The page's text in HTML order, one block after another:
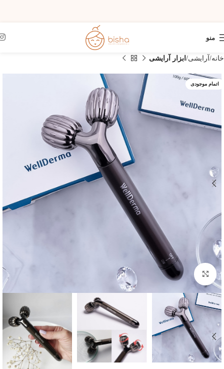
منو
خانه آرایشی ابزار آرایشی
اتمام موجودی
بزرگنمایی تصویر